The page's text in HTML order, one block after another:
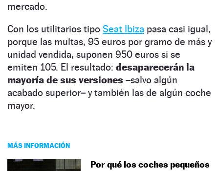
mercado.
Con los utilitarios tipo Seat Ibiza pasa casi igual,
porque las multas, 95 euros por gramo de más y
unidad vendida, suponen 950 euros si se
emiten 105. El resultado: desaparecerán la
mayoría de sus versiones –salvo algún
acabado superior– y también las de algún coche
mayor.
MÁS INFORMACIÓN
Por qué los coches pequeños